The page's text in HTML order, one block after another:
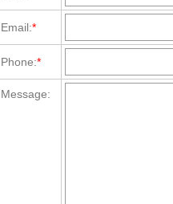
Email:*
Phone:*
Message: